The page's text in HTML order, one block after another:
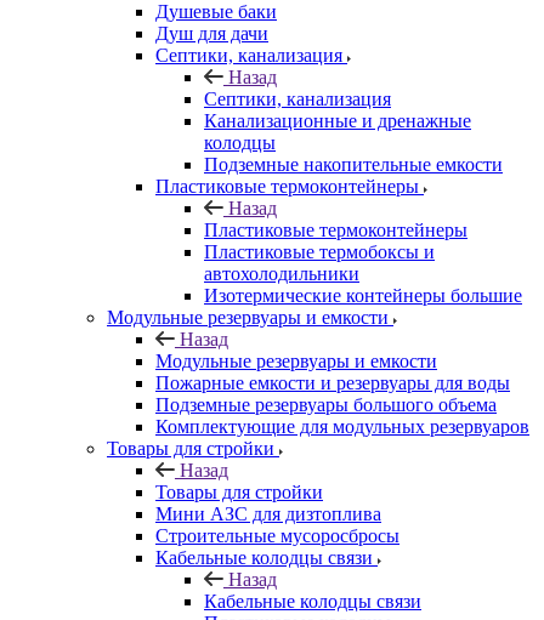
Душевые баки
Душ для дачи
Септики, канализация
Назад
Септики, канализация
Канализационные и дренажные
колодцы
Подземные накопительные емкости
Пластиковые термоконтейнеры
Назад
Пластиковые термоконтейнеры
Пластиковые термобоксы и
автохолодильники
Изотермические контейнеры большие
Модульные резервуары и емкости
Назад
Модульные резервуары и емкости
Пожарные емкости и резервуары для воды
Подземные резервуары большого объема
Комплектующие для модульных резервуаров
Товары для стройки
Назад
Товары для стройки
Мини АЗС для дизтоплива
Строительные мусоросбросы
Кабельные колодцы связи
Назад
Кабельные колодцы связи